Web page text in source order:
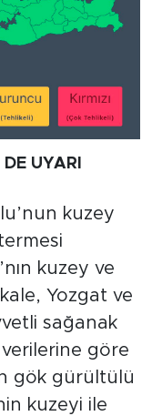
UYARI
kuzey
kuzey ve
Yozgat ve
sağanak
göre
gök gürültülü
kuzeyi ile